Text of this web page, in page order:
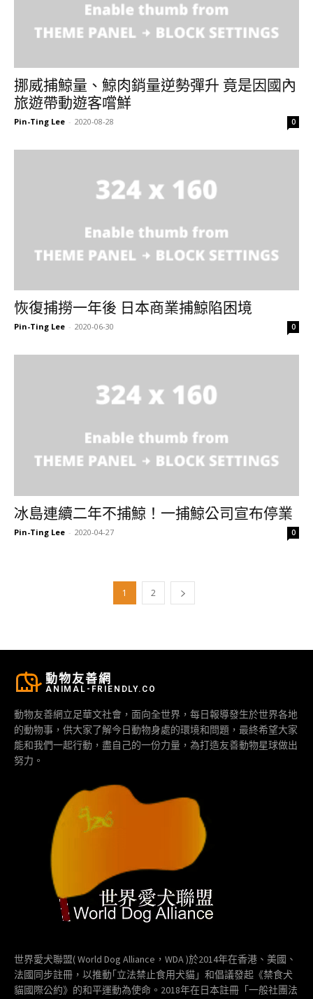
挪威捕鯨量、鯨肉銷量逆勢彈升 竟是因國內
旅遊帶動遊客嚐鮮
Pin-Ting Lee - 2020-08-28 0
恢復捕撈一年後 日本商業捕鯨陷困境
Pin-Ting Lee - 2020-06-30 0
冰島連續二年不捕鯨！一捕鯨公司宣布停業
Pin-Ting Lee - 2020-04-27 0
1 2
動物友善網
ANIMAL-FRIENDLY.CO
動物友善網立足華文社會，面向全世界，每日報導發生於世界各地
的動物事，供大家了解今日動物身處的環境和問題，最終希望大家
能和我們一起行動，盡自己的一份力量，為打造友善動物星球做出
努力。
世界愛犬聯盟( World Dog Alliance，WDA )於2014年在香港、美國、
法國同步註冊，以推動｢立法禁止食用犬貓」和倡議發起《禁食犬
貓國際公約》的和平運動為使命。2018年在日本註冊「一般社團法